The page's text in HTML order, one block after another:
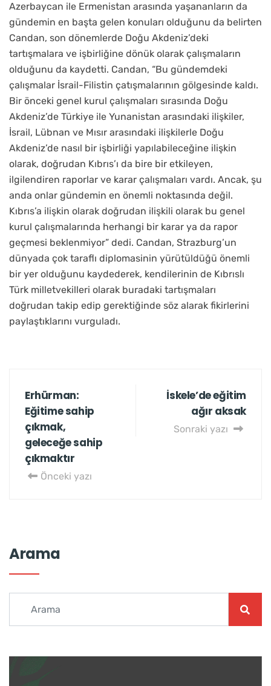
Azerbaycan ile Ermenistan arasında yaşananların da
gündemin en başta gelen konuları olduğunu da belirten
Candan, son dönemlerde Doğu Akdeniz’deki
tartışmalara ve işbirliğine dönük olarak çalışmaların
olduğunu da kaydetti. Candan, “Bu gündemdeki
çalışmalar İsrail-Filistin çatışmalarının gölgesinde kaldı.
Bir önceki genel kurul çalışmaları sırasında Doğu
Akdeniz’de Türkiye ile Yunanistan arasındaki ilişkiler,
İsrail, Lübnan ve Mısır arasındaki ilişkilerle Doğu
Akdeniz’de nasıl bir işbirliği yapılabileceğine ilişkin
olarak, doğrudan Kıbrıs’ı da bire bir etkileyen,
ilgilendiren raporlar ve karar çalışmaları vardı. Ancak, şu
anda onlar gündemin en önemli noktasında değil.
Kıbrıs’a ilişkin olarak doğrudan ilişkili olarak bu genel
kurul çalışmalarında herhangi bir karar ya da rapor
geçmesi beklenmiyor” dedi. Candan, Strazburg’un
dünyada çok taraflı diplomasinin yürütüldüğü önemli
bir yer olduğunu kaydederek, kendilerinin de Kıbrıslı
Türk milletvekilleri olarak buradaki tartışmaları
doğrudan takip edip gerektiğinde söz alarak fikirlerini
paylaştıklarını vurguladı.
Erhürman:
Eğitime sahip
çıkmak,
geleceğe sahip
çıkmaktır
Önceki yazı
İskele’de eğitim
ağır aksak
Sonraki yazı
Arama